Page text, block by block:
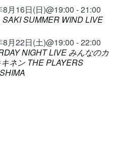
月16日(日)@19:00 - 21:00
SUMMER WIND LIVE
月22日(土)@19:00 - 22:00
NIGHT LIVE みんなのカ
ネン THE PLAYERS